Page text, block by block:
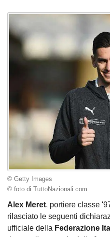
© Getty Images
© foto di TuttoNazionali.com
Alex Meret, portiere classe
rilasciato le seguenti
ufficiale della Federazione